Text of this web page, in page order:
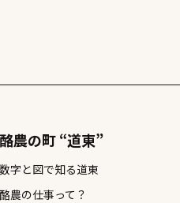
酪農の町 “道東”
数字と図で知る道東
酪農の仕事って？